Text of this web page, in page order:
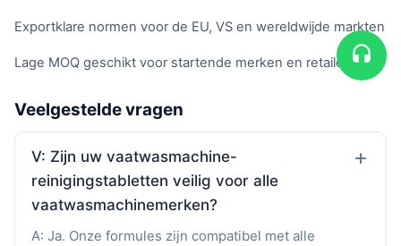
Exportklare normen voor de EU, VS en wereldwijde markten
Lage MOQ geschikt voor startende merken en retailers
Veelgestelde vragen
V: Zijn uw vaatwasmachine-
reinigingstabletten veilig voor alle
vaatwasmachinemerken?
A: Ja. Onze formules zijn compatibel met alle